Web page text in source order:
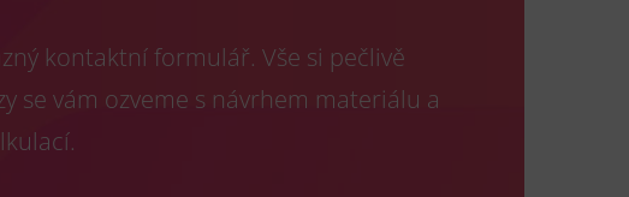
kontaktní formulář. Vše si pečlivě
se vám ozveme s návrhem materiálu a